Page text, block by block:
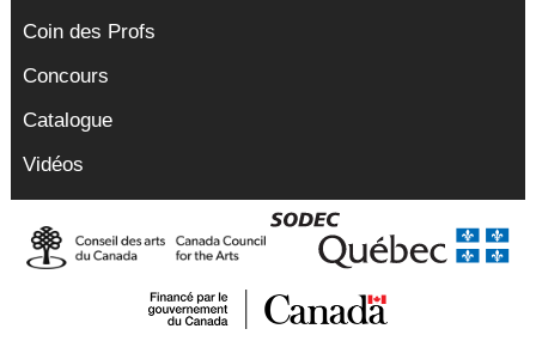
Coin des Profs
Concours
Catalogue
Vidéos